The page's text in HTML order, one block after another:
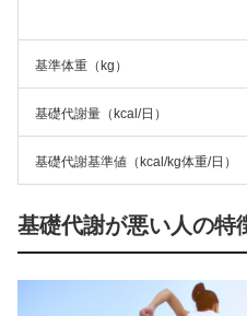
基準体重（kg）
基礎代謝量（kcal/日）
基礎代謝基準値（kcal/kg体重/日）
基礎代謝が悪い人の特